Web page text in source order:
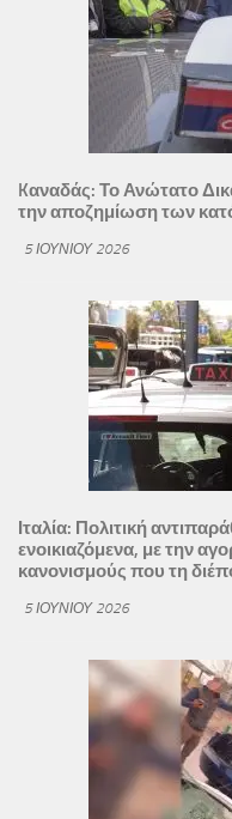
Kαναδάς: Το Ανώτατο
την αποζημίωση των
5 ΙΟΥΝΊΟΥ 2026
Ιταλία: Πολιτική
ενοικιαζόμενα, με την
κανονισμούς που τη
5 ΙΟΥΝΊΟΥ 2026